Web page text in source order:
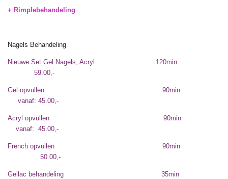
+ Rimplebehandeling
Nagels Behandeling
Nieuwe Set Gel Nagels, Acryl 120min
59.00,-
Gel opvullen 90min
vanaf: 45.00,-
Acryl opvullen 90min
vanaf: 45.00,-
French opvullen 90min
50.00,-
Gellac behandeling 35min